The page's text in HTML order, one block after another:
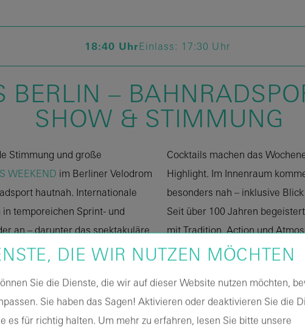
18:40 UhrEinlass: 17:30 Uhr
BERLIN –
SHOW & STIMMUNG
Stimmung und große
WEEKEND im Berliner Velodrom
hautnah. Internationale
temporeichen Sprint- und
an – darunter das spektakuläre
Wechseltechnik.
Sport: Musik-Acts, Lichtshows,
wie Currywurst und
Cocktails machen das
Highlight. Im Innenraum
besonders nah – inklusive
Seit über 100 Jahren
mit Tradition, Action und
live dabei sein!
DIE WIR NUTZEN MÖCHTEN
Sie die Dienste, die wir auf dieser Website nutzen möchten,
Sie haben das Sagen! Aktivieren oder deaktivieren Sie die
es für richtig halten. Um mehr zu erfahren, lesen Sie bitte unsere